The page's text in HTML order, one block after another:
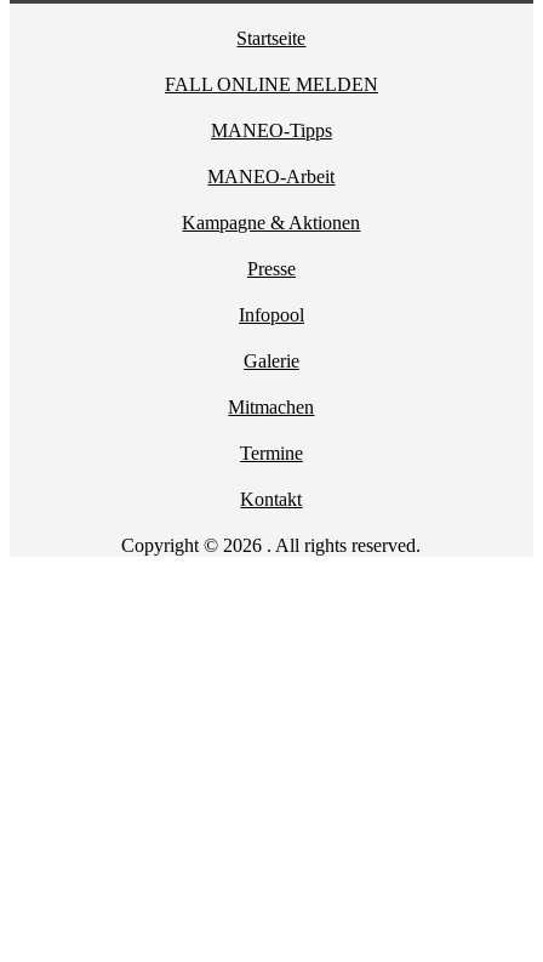
Startseite
FALL ONLINE MELDEN
MANEO-Tipps
MANEO-Arbeit
Kampagne & Aktionen
Presse
Infopool
Galerie
Mitmachen
Termine
Kontakt
Copyright © 2026 . All rights reserved.